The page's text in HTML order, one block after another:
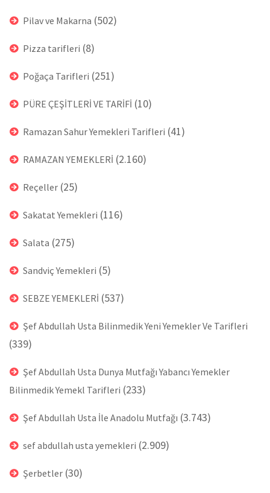
Pilav ve Makarna (502)
Pizza tarifleri (8)
Poğaça Tarifleri (251)
PÜRE ÇEŞİTLERİ VE TARİFİ (10)
Ramazan Sahur Yemekleri Tarifleri (41)
RAMAZAN YEMEKLERİ (2.160)
Reçeller (25)
Sakatat Yemekleri (116)
Salata (275)
Sandviç Yemekleri (5)
SEBZE YEMEKLERİ (537)
Şef Abdullah Usta Bilinmedik Yeni Yemekler Ve Tarifleri
(339)
Şef Abdullah Usta Dunya Mutfağı Yabancı Yemekler
Bilinmedik Yemekl Tarifleri (233)
Şef Abdullah Usta İle Anadolu Mutfağı (3.743)
sef abdullah usta yemekleri (2.909)
Şerbetler (30)